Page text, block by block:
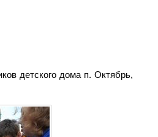
детского дома п. Октябрь,